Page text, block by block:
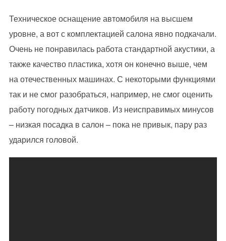
Техническое оснащение автомобиля на высшем
уровне, а вот с комплектацией салона явно подкачали.
Очень не понравилась работа стандартной акустики, а
также качество пластика, хотя он конечно выше, чем
на отечественных машинах. С некоторыми функциями
так и не смог разобраться, например, не смог оценить
работу погодных датчиков. Из неисправимых минусов
– низкая посадка в салон – пока не привык, пару раз
ударился головой.